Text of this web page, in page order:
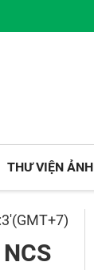
THƯ VIỆN ẢNH